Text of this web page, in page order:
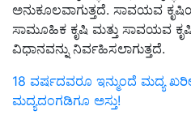
ಅನುಕೂಲವಾಗುತ್ತದೆ. ಸಾವಯವ
ಸಾಮೂಹಿಕ ಕೃಷಿ ಮತ್ತು ಸಾವಯವ
ವಿಧಾನವನ್ನು ನಿರ್ವಹಿಸಲಾಗುತ್ತದೆ.
18 ವರ್ಷದವರೂ ಇನ್ಮುಂದೆ ಮದ್ಯ
ಮದ್ಯದಂಗಡಿಗೂ ಅಸ್ತು!